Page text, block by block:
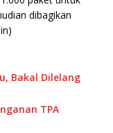
dibagikan
Bakal Dilelang
TPA